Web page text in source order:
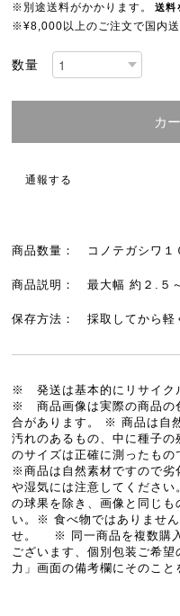
※別途送料がかかります。
送料
※¥8,000以上のご注文で国内送
数量
カ
通報する
商品数量： コノテガシワ１
商品説明： 最大幅 約２.５
保存方法： 採取してから軽
※ 発送は基本的にリサイク
※ 商品画像は実際の商品の
合があります。 ※ 商品は自
汚れのあるもの、中に種子
のサイズは正確に測ったもの
※商品は自然素材ですので劣
や湿気には注意してくださ
の球果を除き、画像と同じ
い。※ 食べ物ではありませ
せ。 ※ 同一商品を複数購入
ございます、個別包装ご希
力」画面の備考欄にそのこと